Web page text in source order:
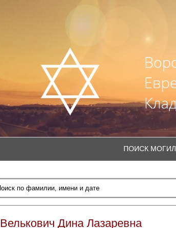
ПОИСК МОГИЛ
Велькович Дина Лазаревна